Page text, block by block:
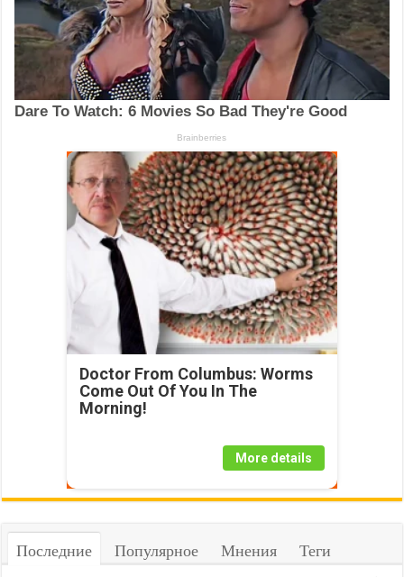
Doctor From Columbus: Worms
Come Out Of You In The
Morning!
More details
Последние Популярное Мнения Теги